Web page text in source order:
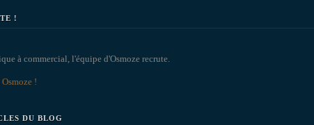
!
à commercial, l'équipe d'Osmoze recrute.
!
DU BLOG